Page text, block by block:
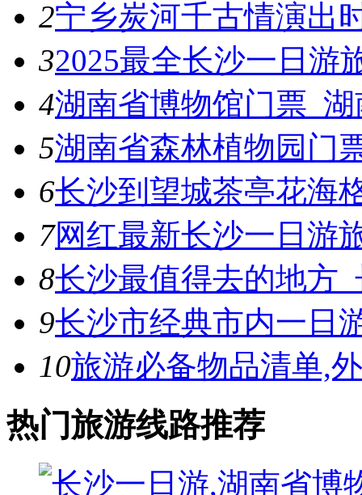
2宁乡炭河千古情演出
32025最全长沙一日游
4湖南省博物馆门票_
5湖南省森林植物园门
6长沙到望城茶亭花海
7网红最新长沙一日游
8长沙最值得去的地方
9长沙市经典市内一日
10旅游必备物品清单,
热门旅游线路推荐